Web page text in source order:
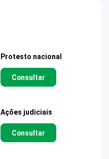
Protesto nacional
Consultar
Ações judiciais
Consultar